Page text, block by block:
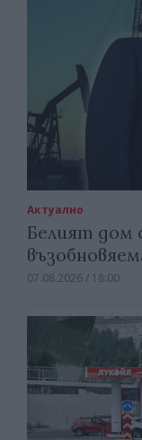
Актуално
Белият дом
07.08.2026 / 18:00